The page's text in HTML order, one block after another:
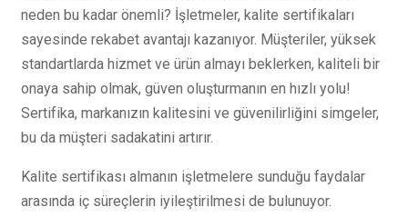
neden bu kadar önemli? İşletmeler, kalite sertifikaları
sayesinde rekabet avantajı kazanıyor. Müşteriler, yüksek
standartlarda hizmet ve ürün almayı beklerken, kaliteli bir
onaya sahip olmak, güven oluşturmanın en hızlı yolu!
Sertifika, markanızın kalitesini ve güvenilirliğini simgeler,
bu da müşteri sadakatini artırır.
Kalite sertifikası almanın işletmelere sunduğu faydalar
arasında iç süreçlerin iyileştirilmesi de bulunuyor.